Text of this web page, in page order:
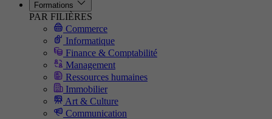
Formations
PAR FILIÈRES
Commerce
Informatique
Finance & Comptabilité
Management
Ressources humaines
Immobilier
Art & Culture
Communication